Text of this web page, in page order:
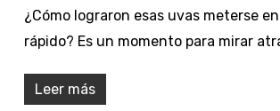
¿Cómo lograron esas uvas meterse
rápido? Es un momento para mirar
Leer más